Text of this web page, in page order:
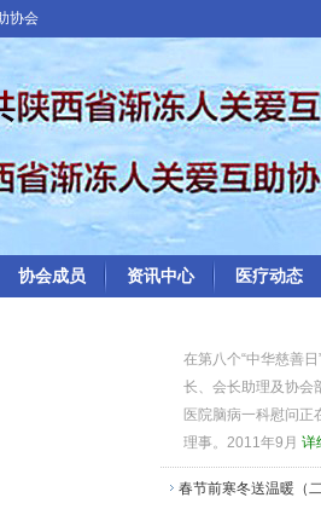
协会
协会成员 资讯中心 医疗动态
在第八个“中华慈善
长、会长助理及协会
医院脑病一科慰问正
理事。2011年9月详
春节前寒冬送温暖（